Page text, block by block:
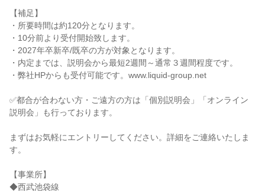
【補足】
・所要時間は約120分となります。
・10分前より受付開始致します。
・2027年卒新卒/既卒の方が対象となります。
・内定までは、説明会から最短2週間～通常３週間程度です。
・弊社HPからも受付可能です。www.liquid-group.net
✅都合が合わない方・ご遠方の方は「個別説明会」「オンライン
説明会」も行っております。
まずはお気軽にエントリーしてください。詳細をご連絡いたしま
す。
【事業所】
◆西武池袋線